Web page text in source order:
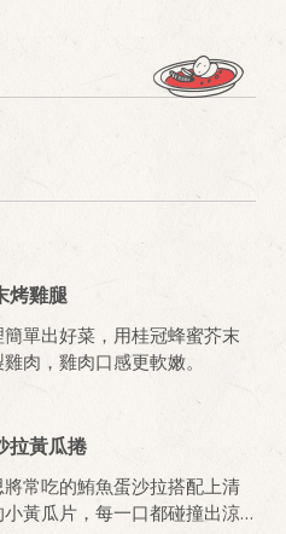
烤雞腿
單出好菜，用桂冠蜂蜜芥末
肉，雞肉口感更軟嫩。
拉黃瓜捲
常吃的鮪魚蛋沙拉搭配上清
黃瓜片，每一口都碰撞出涼